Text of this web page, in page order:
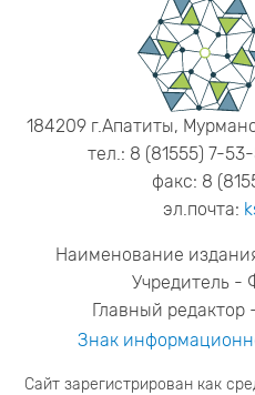
184209 г.Апатиты,
тел.: 8 (81555) 7-
факс: 8
эл.почта:
Наименование
Учредитель
Главный редактор
Знак
Сайт зарегистрирован как